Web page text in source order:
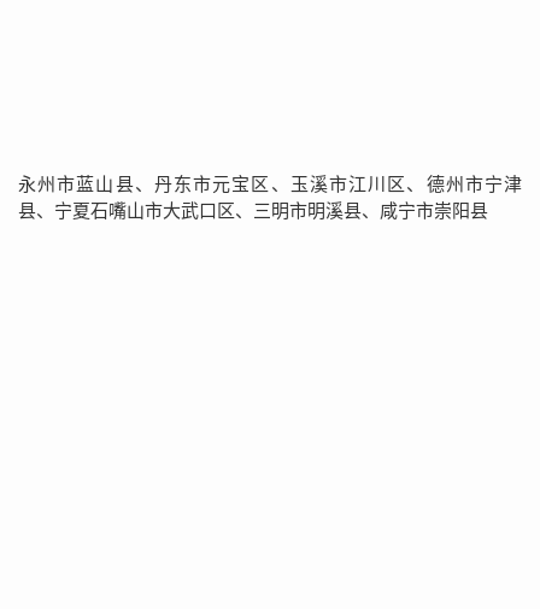
永州市蓝山县、丹东市元宝区、玉溪市江川区、德州市宁津
县、宁夏石嘴山市大武口区、三明市明溪县、咸宁市崇阳县